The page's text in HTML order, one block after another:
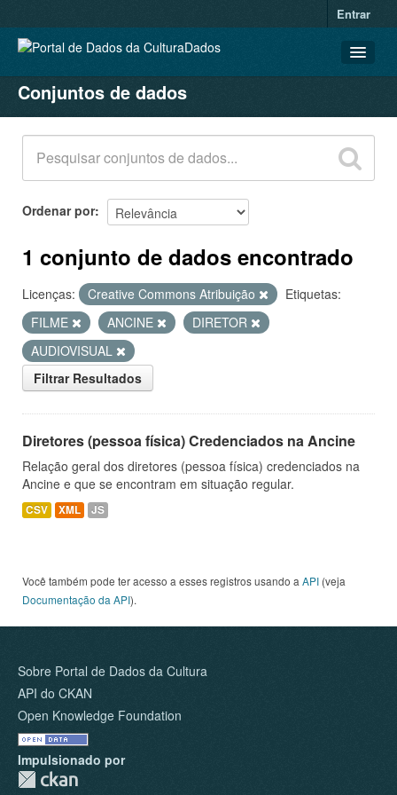
Entrar
CONJUNTOS DE DADOS
ORGANIZAÇÕES
GRUPOS
SOBRE
Conjuntos de dados
Ordenar por
1 conjunto de dados encontrado
Licenças: Creative Commons Atribuição
Etiquetas:
FILME
ANCINE
DIRETOR
AUDIOVISUAL
Filtrar Resultados
Diretores (pessoa física) Credenciados na Ancine
Relação geral dos diretores (pessoa física) credenciados na
Ancine e que se encontram em situação regular.
CSV XML JS
Você também pode ter acesso a esses registros usando a API (veja
Documentação da API).
Sobre Portal de Dados da Cultura
API do CKAN
Open Knowledge Foundation
Impulsionado por